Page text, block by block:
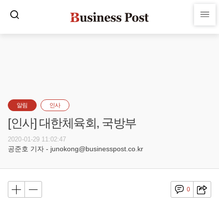
알림 인사
[인사] 대한체육회, 국방부
2020-01-29 11:02:47
공준호 기자 - junokong@businesspost.co.kr
0